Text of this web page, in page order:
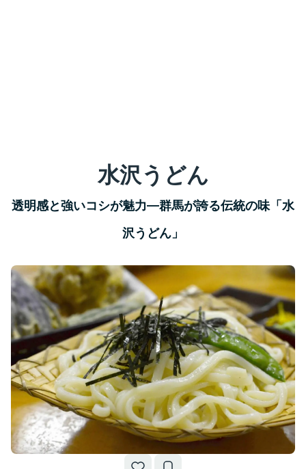
水沢うどん
透明感と強いコシが魅力—群馬が誇る伝統の味「水
沢うどん」​